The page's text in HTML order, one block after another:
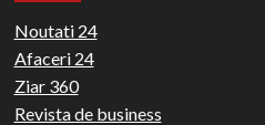
Noutati 24
Afaceri 24
Ziar 360
Revista de business